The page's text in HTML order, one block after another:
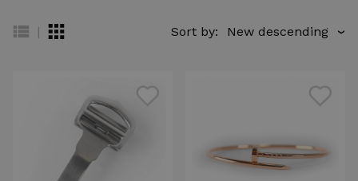
| Sort by: ›